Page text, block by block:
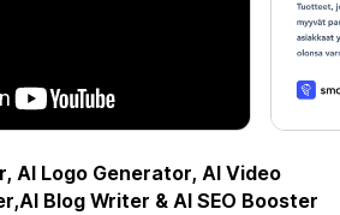
AI Logo Generator, AI Video
Blog Writer & AI SEO Booster